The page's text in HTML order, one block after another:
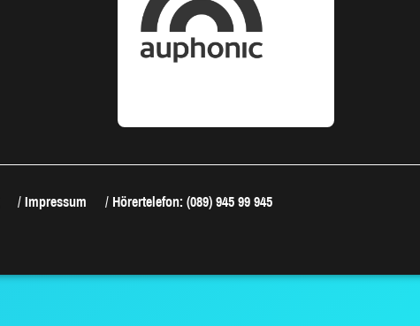
Impressum
Hörertelefon: (089) 945 99 945